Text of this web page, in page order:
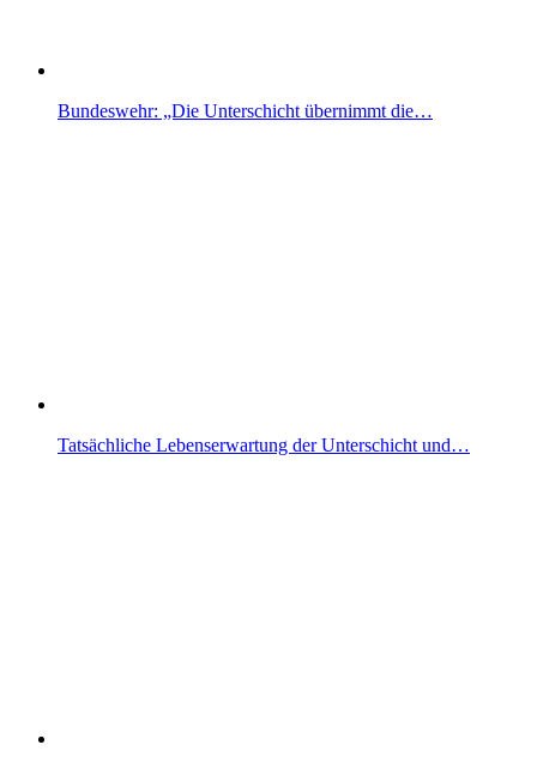
Bundeswehr: „Die Unterschicht übernimmt die…
Tatsächliche Lebenserwartung der Unterschicht und…